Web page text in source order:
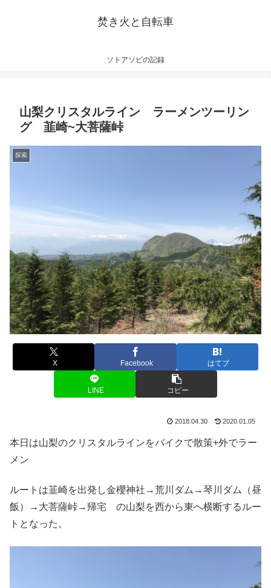
焚き火と自転車
ソトアソビの記録
山梨クリスタルライン ラーメンツーリン
グ 韮崎~大菩薩峠
探索
X Facebook はてブ
LINE コピー
2018.04.30 2020.01.05
本日は山梨のクリスタルラインをバイクで散策+外でラー
メン
ルートは韮崎を出発し金櫻神社→荒川ダム→琴川ダム（昼
飯）→大菩薩峠→帰宅 の山梨を西から東へ横断するルー
トとなった。